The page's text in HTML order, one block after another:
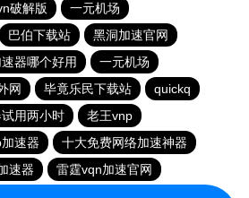
破解版
一元机场
巴伯下载站
黑洞加速官网
速器哪个好用
一元机场
网 毕竟乐民下载站
quickq
用两小时
老王vnp
速器
十大免费网络加速神器
速器
雷霆vqn加速官网